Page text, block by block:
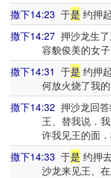
撒下14:23 于是 约押
撒下14:27 押沙龙生
容貌俊美的女子
撒下14:31 于是 约押
何放火烧了我的
撒下14:32 押沙龙回
王、替我说．
许我见王的面
撒下14:33 于是 约押
沙龙来见王、